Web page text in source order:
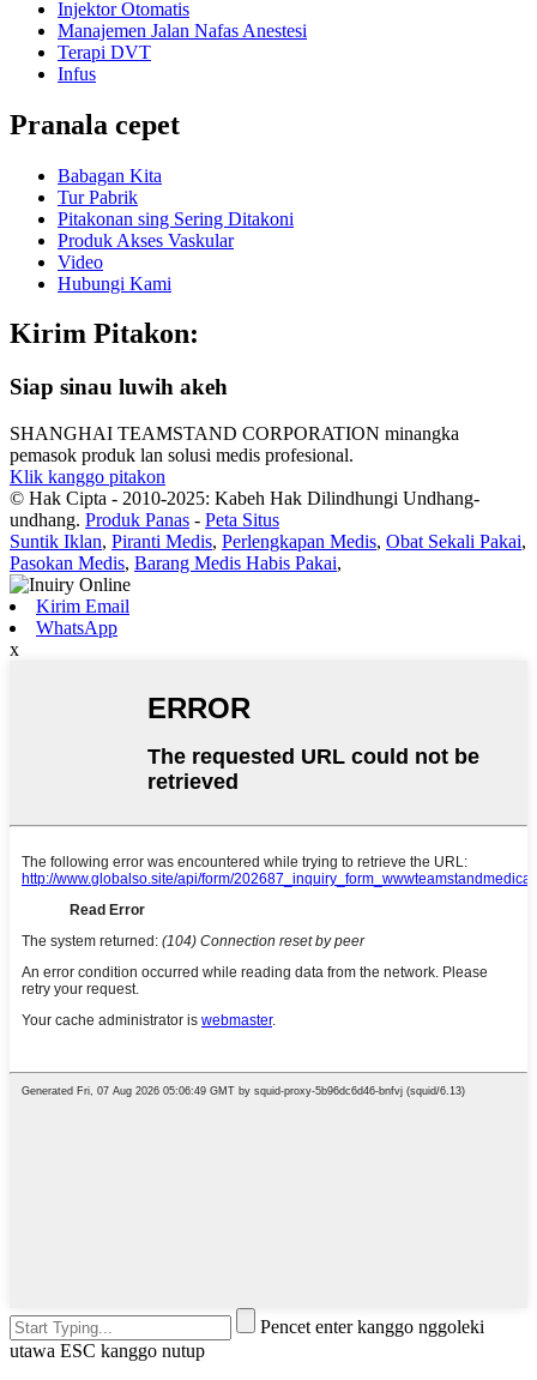
Injektor Otomatis
Manajemen Jalan Nafas Anestesi
Terapi DVT
Infus
Pranala cepet
Babagan Kita
Tur Pabrik
Pitakonan sing Sering Ditakoni
Produk Akses Vaskular
Video
Hubungi Kami
Kirim Pitakon:
Siap sinau luwih akeh
SHANGHAI TEAMSTAND CORPORATION minangka
pemasok produk lan solusi medis profesional.
Klik kanggo pitakon
© Hak Cipta - 2010-2025: Kabeh Hak Dilindhungi Undhang-
undhang. Produk Panas - Peta Situs
Suntik Iklan, Piranti Medis, Perlengkapan Medis, Obat Sekali Pakai,
Pasokan Medis, Barang Medis Habis Pakai,
Kirim Email
WhatsApp
x
Pencet enter kanggo nggoleki
utawa ESC kanggo nutup